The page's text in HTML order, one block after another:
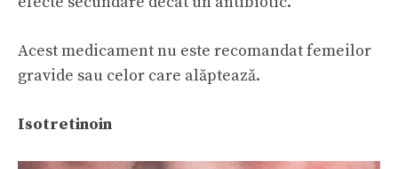
Acest medicament nu este recomandat femeilor
gravide sau celor care alăptează.
Isotretinoin